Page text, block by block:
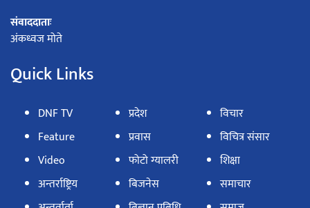
संवाददाताः
अंकध्वज मोते
Quick Links
DNF TV
Feature
Video
अन्तर्राष्ट्रिय
प्रदेश
प्रवास
फोटो ग्यालरी
बिजनेस
विचार
विचित्र संसार
शिक्षा
समाचार